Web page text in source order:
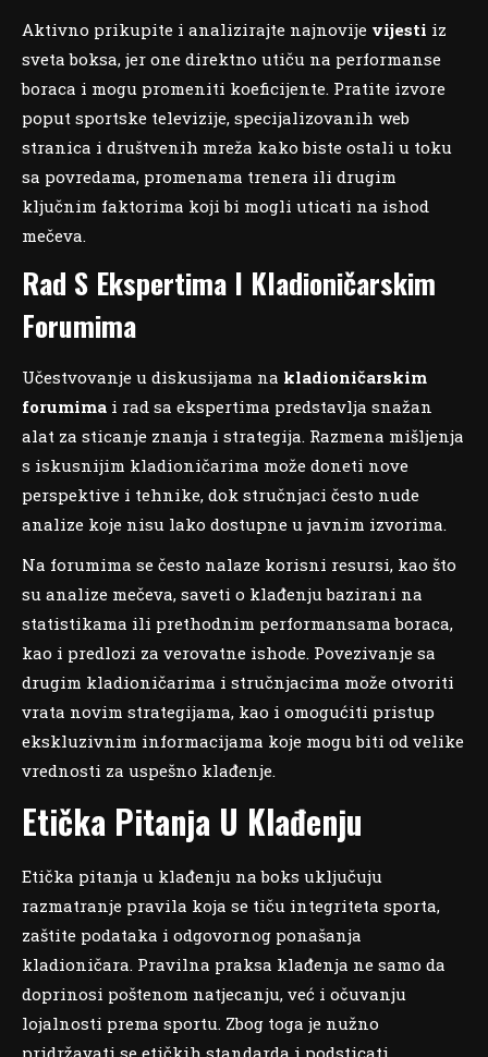
Aktivno prikupite i analizirajte najnovije vijesti iz
sveta boksa, jer one direktno utiču na performanse
boraca i mogu promeniti koeficijente. Pratite izvore
poput sportske televizije, specijalizovanih web
stranica i društvenih mreža kako biste ostali u toku
sa povredama, promenama trenera ili drugim
ključnim faktorima koji bi mogli uticati na ishod
mečeva.
Rad S Ekspertima I Kladioničarskim
Forumima
Učestvovanje u diskusijama na kladioničarskim
forumima i rad sa ekspertima predstavlja snažan
alat za sticanje znanja i strategija. Razmena mišljenja
s iskusnijim kladioničarima može doneti nove
perspektive i tehnike, dok stručnjaci često nude
analize koje nisu lako dostupne u javnim izvorima.
Na forumima se često nalaze korisni resursi, kao što
su analize mečeva, saveti o klađenju bazirani na
statistikama ili prethodnim performansama boraca,
kao i predlozi za verovatne ishode. Povezivanje sa
drugim kladioničarima i stručnjacima može otvoriti
vrata novim strategijama, kao i omogućiti pristup
ekskluzivnim informacijama koje mogu biti od velike
vrednosti za uspešno klađenje.
Etička Pitanja U Klađenju
Etička pitanja u klađenju na boks uključuju
razmatranje pravila koja se tiču integriteta sporta,
zaštite podataka i odgovornog ponašanja
kladioničara. Pravilna praksa klađenja ne samo da
doprinosi poštenom natjecanju, već i očuvanju
lojalnosti prema sportu. Zbog toga je nužno
pridržavati se etičkih standarda i podsticati